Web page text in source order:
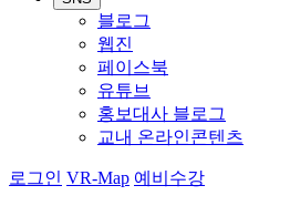
블로그
웹진
페이스북
유튜브
홍보대사 블로그
교내 온라인콘텐츠
로그인 VR-Map 예비수강